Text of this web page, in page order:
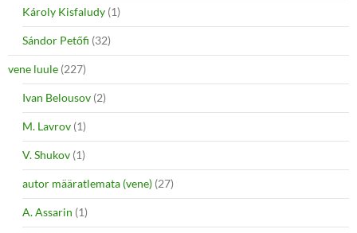
Károly Kisfaludy (1)
Sándor Petőfi (32)
vene luule (227)
Ivan Belousov (2)
M. Lavrov (1)
V. Shukov (1)
autor määratlemata (vene) (27)
A. Assarin (1)